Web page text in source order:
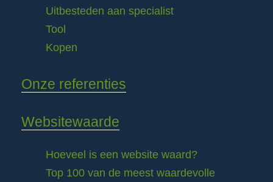
Uitbesteden aan specialist
Tool
Kopen
Onze referenties
Websitewaarde
Hoeveel is een website waard?
Top 100 van de meest waardevolle